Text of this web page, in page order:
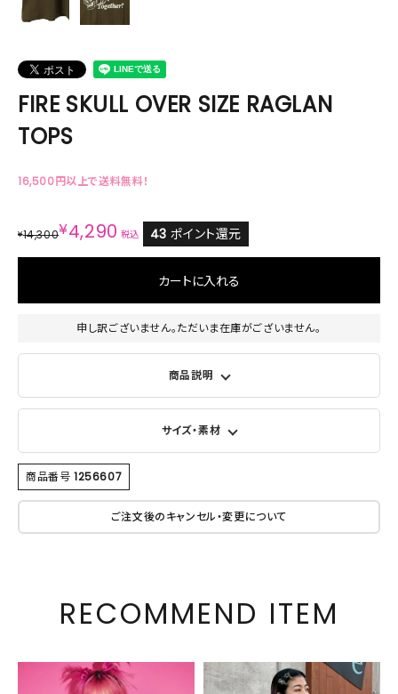
FIRE SKULL OVER SIZE RAGLAN
TOPS
16,500円以上で送料無料！
¥14,300¥4,290 税込 43 ポイント還元
カートに入れる
申し訳ございません。ただいま在庫がございません。
商品説明
サイズ・素材
商品番号 1256607
ご注文後のキャンセル・変更について
RECOMMEND ITEM